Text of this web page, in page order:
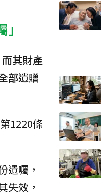
其財產
部遺贈
1220條
遺囑，
失效，